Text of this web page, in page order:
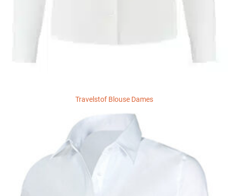
Travelstof Blouse Dames